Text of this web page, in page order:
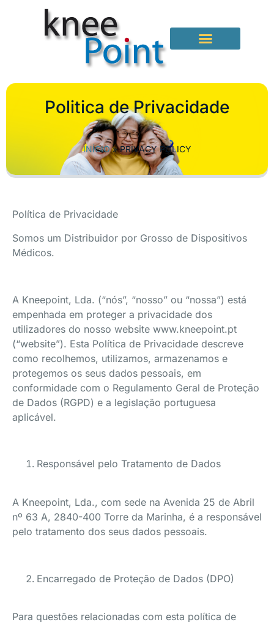
Politica de Privacidade
INÍCIO»PRIVACY POLICY
Política de Privacidade
Somos um Distribuidor por Grosso de Dispositivos
Médicos.
A Kneepoint, Lda. (“nós”, “nosso” ou “nossa”) está
empenhada em proteger a privacidade dos
utilizadores do nosso website www.kneepoint.pt
(“website”). Esta Política de Privacidade descreve
como recolhemos, utilizamos, armazenamos e
protegemos os seus dados pessoais, em
conformidade com o Regulamento Geral de Proteção
de Dados (RGPD) e a legislação portuguesa
aplicável.
Responsável pelo Tratamento de Dados
A Kneepoint, Lda., com sede na Avenida 25 de Abril
nº 63 A, 2840-400 Torre da Marinha, é a responsável
pelo tratamento dos seus dados pessoais.
Encarregado de Proteção de Dados (DPO)
Para questões relacionadas com esta política de